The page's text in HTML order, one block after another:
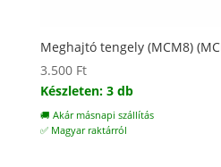
Meghajtó tengely (MCM8)
3.500 Ft
Készleten: 3 db
🚚 Akár másnapi szállítás
✅ Magyar raktárról